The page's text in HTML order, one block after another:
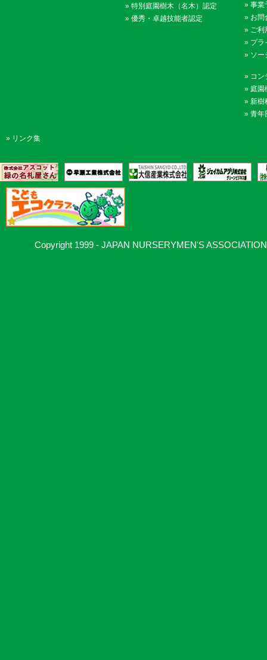
» 特別庭園樹木（名木）認定
» 優秀・卓越技能者認定
» 事業
» お問
» ご利
» プラ
» ソー
» コン
» 庭園
» 新樹
» 青年
» リンク集
Copyright 1999 - JAPAN NURSERYMEN'S